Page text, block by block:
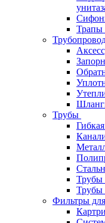
Трапы
Трубы
Трубы
Трубы
Фильтры